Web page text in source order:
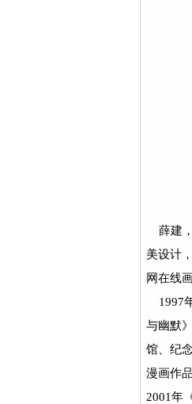
薛建，
美设计
网在线
1997
与幽默
馆、纪
漫画作
2001年